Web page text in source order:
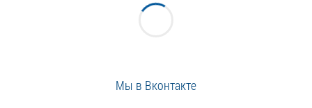
Мы в Вконтакте